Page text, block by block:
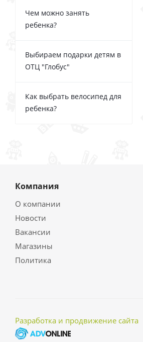
Чем можно занять
ребенка?
Выбираем подарки детям в
ОТЦ "Глобус"
Как выбрать велосипед для
ребенка?
Компания
О компании
Новости
Вакансии
Магазины
Политика
Разработка и продвижение сайта